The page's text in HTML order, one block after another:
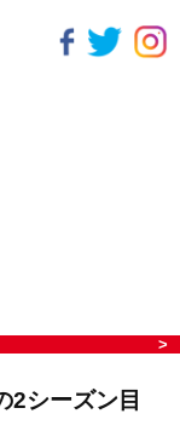
シーズン目